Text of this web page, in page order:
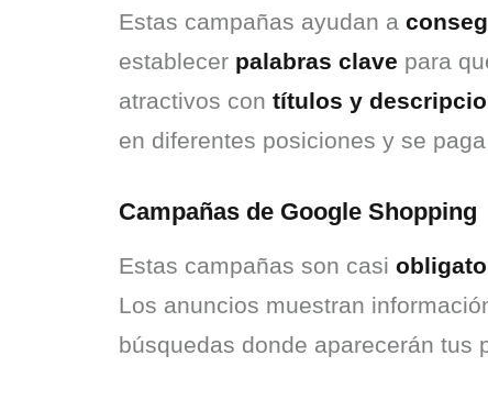
Estas campañas ayudan a
establecer palabras clave para
atractivos con títulos y
en diferentes posiciones y se
Campañas de Google Shopping
Estas campañas son casi
Los anuncios muestran
búsquedas donde aparecerán tus